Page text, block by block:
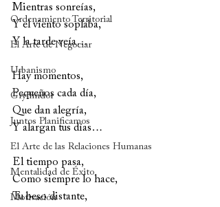
Ordenamiento Territorial
El Arte de Negociar
Urbanismo
Gryffindor
Juntos Planificamos
El Arte de las Relaciones Humanas
Mentalidad de Éxito
Motivación
Mientras sonreías,
Y el viento soplaba,
Y la tarde veía…
Hay momentos,
Pequeños cada día,
Que dan alegría,
Y alargan tus días…
El tiempo pasa,
Como siempre lo hace,
Tu beso distante,